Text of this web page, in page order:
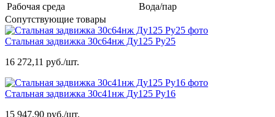
Рабочая среда
Вода/пар
Сопутствующие товары
Стальная задвижка 30с64нж Ду125 Ру25
16 272,11 руб./шт.
Стальная задвижка 30с41нж Ду125 Ру16
15 947,90 руб./шт.